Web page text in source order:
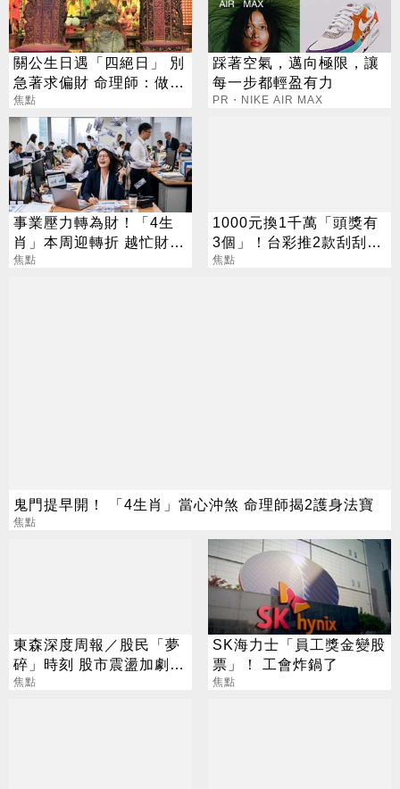
關公生日遇「四絕日」 別
急著求偏財 命理師：做1
事更有效
焦點
踩著空氣，邁向極限，讓
每一步都輕盈有力
PR・NIKE AIR MAX
事業壓力轉為財！「4生
肖」本周迎轉折 越忙財運
越旺
焦點
1000元換1千萬「頭獎有
3個」！台彩推2款刮刮樂
總獎金逾33億
焦點
鬼門提早開！ 「4生肖」當心沖煞 命理師揭2護身法寶
焦點
東森深度周報／股民「夢
碎」時刻 股市震盪加劇
投資迷思現形
焦點
SK海力士「員工獎金變股
票」！ 工會炸鍋了
焦點